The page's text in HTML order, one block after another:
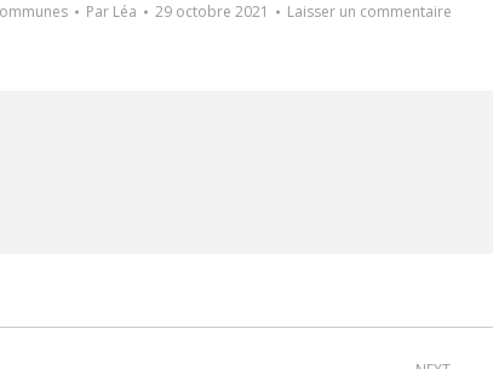
Par Léa 29 octobre 2021 Laisser un commentaire